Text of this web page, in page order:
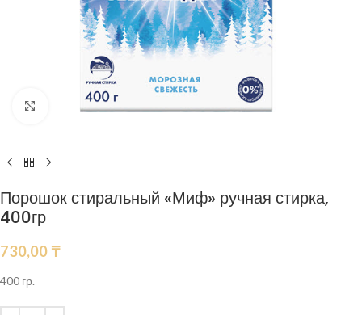
Нажмите, чтобы увеличить
Порошок стиральный «Миф» ручная стирка,
400гр
730,00 ₸
400 гр.